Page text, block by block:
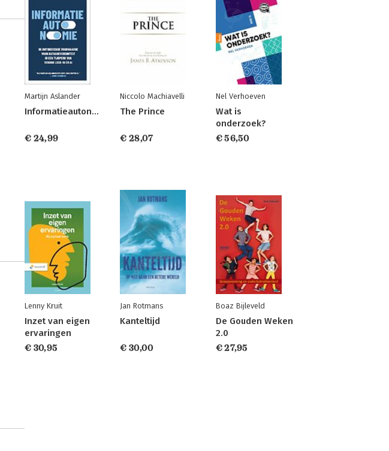
Martijn Aslander
Informatieautonomie
€ 24,99
Niccolo Machiavelli
The Prince
€ 28,07
Nel Verhoeven
Wat is
onderzoek?
€ 56,50
Lenny Kruit
Inzet van eigen
ervaringen
€ 30,95
Jan Rotmans
Kanteltijd
€ 30,00
Boaz Bijleveld
De Gouden Weken
2.0
€ 27,95